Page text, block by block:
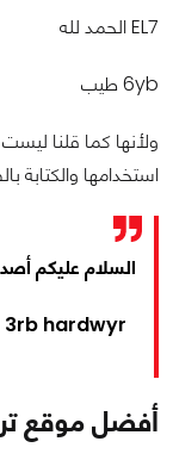
EL7 الحمد لله
6yb طيب
ولأنها كما قلنا
استخدامها والكتابة
السلام عليكم
أفضل موقع